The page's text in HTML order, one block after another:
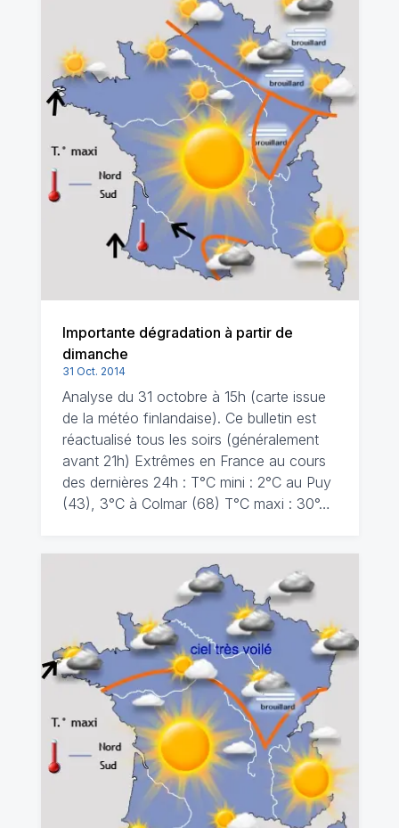
Importante dégradation à partir de
dimanche
31 Oct. 2014
Analyse du 31 octobre à 15h (carte issue
de la météo finlandaise). Ce bulletin est
réactualisé tous les soirs (généralement
avant 21h) Extrêmes en France au cours
des dernières 24h : T°C mini : 2°C au Puy
(43), 3°C à Colmar (68) T°C maxi : 30°…